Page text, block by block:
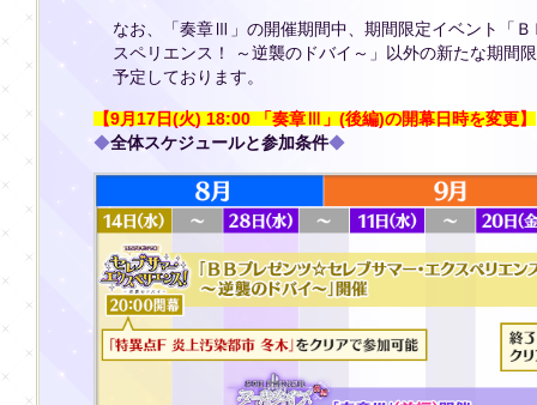
なお、「奏章Ⅲ」の開催期間中、期間限定イベント「
スペリエンス！ ～逆襲のドバイ～」以外の新たな期間
予定しております。
【9月17日(火) 18:00 「奏章Ⅲ」(後編)の開幕日時を変更】
◆全体スケジュールと参加条件◆